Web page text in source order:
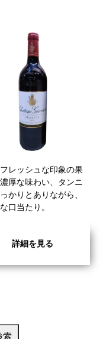
レッシュな印象の果
厚な味わい、タンニ
かりとありながら、
口当たり。
詳細を見る